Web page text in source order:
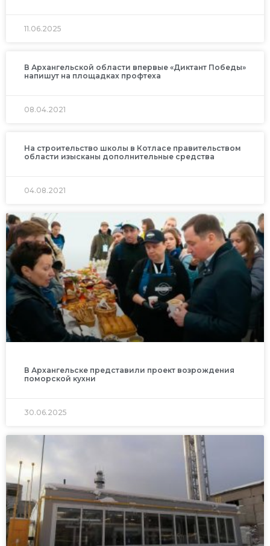
11.06.2025
В Архангельской области впервые «Диктант Победы»
напишут на площадках профтеха
08.04.2021
На строительство школы в Котласе правительством
области изысканы дополнительные средства
04.08.2021
В Архангельске представили проект возрождения
поморской кухни
30.06.2025